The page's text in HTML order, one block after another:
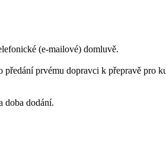
(e-mailové) domluvě.
prvému dopravci k přepravě pro
doba dodání.